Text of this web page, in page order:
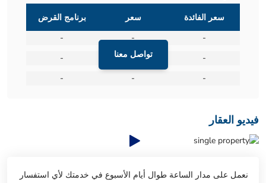
تواصل معنا
سعر الفائدة سعر
برنامج القرض
-
-
-
-
-
-
-
-
-
فيديو العقار
نعمل على مدار الساعة طوال أيام الأسبوع في خدمتك لأي استفسار